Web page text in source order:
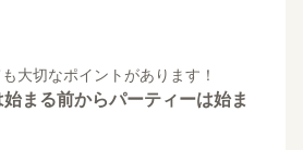
大切なポイントがあります！
まる前からパーティーは始ま